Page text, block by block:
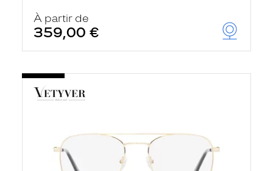
À partir de
359,00 €